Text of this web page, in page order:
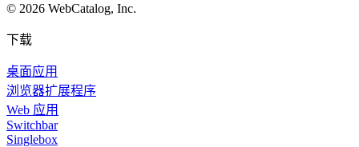
© 2026 WebCatalog, Inc.
下载
桌面应用
浏览器扩展程序
Web 应用
Switchbar
Singlebox